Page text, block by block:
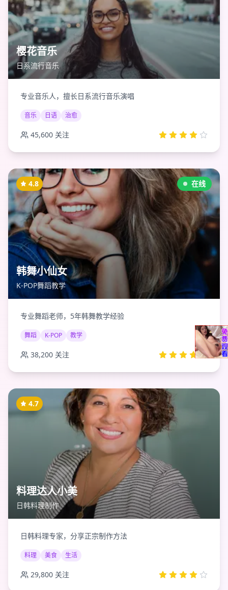
樱花音乐
日系流行音乐
专业音乐人，擅长日系流行音乐演唱
音乐 日语 治愈
45,600 关注
在线
4.8
韩舞小仙女
K-POP舞蹈教学
专业舞蹈老师，5年韩舞教学经验
舞蹈 K-POP 教学
38,200 关注
4.7
料理达人小美
日韩料理制作
日韩料理专家，分享正宗制作方法
料理 美食 生活
29,800 关注